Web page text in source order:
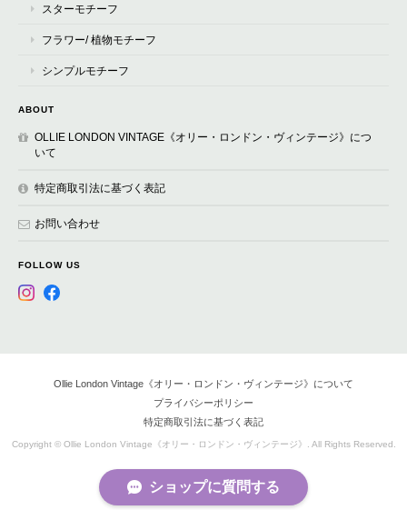
スターモチーフ
フラワー/ 植物モチーフ
シンプルモチーフ
ABOUT
OLLIE LONDON VINTAGE《オリー・ロンドン・ヴィンテージ》につ
いて
特定商取引法に基づく表記
お問い合わせ
FOLLOW US
Ollie London Vintage《オリー・ロンドン・ヴィンテージ》について
プライバシーポリシー
特定商取引法に基づく表記
Copyright © Ollie London Vintage《オリー・ロンドン・ヴィンテージ》. All Rights Reserved.
ショップに質問する